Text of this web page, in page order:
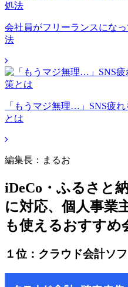
会社員がフリーランスにな
法
「もうマジ無理…」SNS疲
とは
編集長：まるお
iDeCo・ふるさと
に対応、個人事業
も使えるおすすめ
１位：クラウド会計ソフ